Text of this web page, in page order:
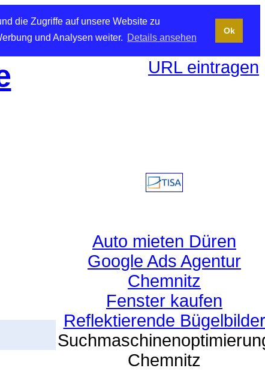
die Zugriffe auf unsere Website zu
und Analysen weiter. Details ansehen
Ok
URL eintragen
Auto mieten Düren
Google Ads Agentur
Chemnitz
Fenster kaufen
Reflektierende Bügelbilder
Chemnitz